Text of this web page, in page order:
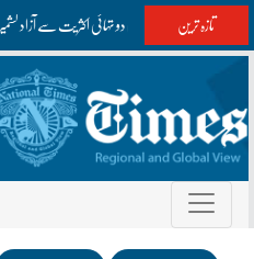
تازہ ترینمسلم لیگ (ن) دو تہائی اکثریت سے آزاد